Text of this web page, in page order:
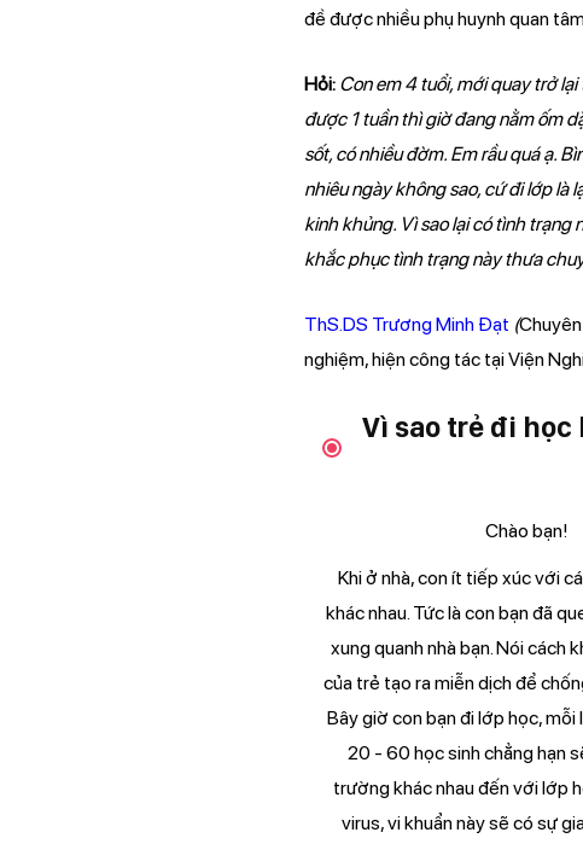
đề được nhiều phụ huynh quan
Hỏi: Con em 4 tuổi, mới quay trở
được 1 tuần thì giờ đang nằm ốm
sốt, có nhiều đờm. Em rầu quá ạ.
nhiêu ngày không sao, cứ đi lớp là
kinh khủng. Vì sao lại có tình trạng
khắc phục tình trạng này thưa
ThS.DS Trương Minh Đạt (
nghiệm, hiện công tác tại Viện
Vì sao trẻ đi học
Chào bạn!
Khi ở nhà, con ít tiếp xúc với
khác nhau. Tức là con bạn đã
xung quanh nhà bạn. Nói cách
của trẻ tạo ra miễn dịch để
Bây giờ con bạn đi lớp học,
20 - 60 học sinh chẳng hạn
trường khác nhau đến với lớp
virus, vi khuẩn này sẽ có sự